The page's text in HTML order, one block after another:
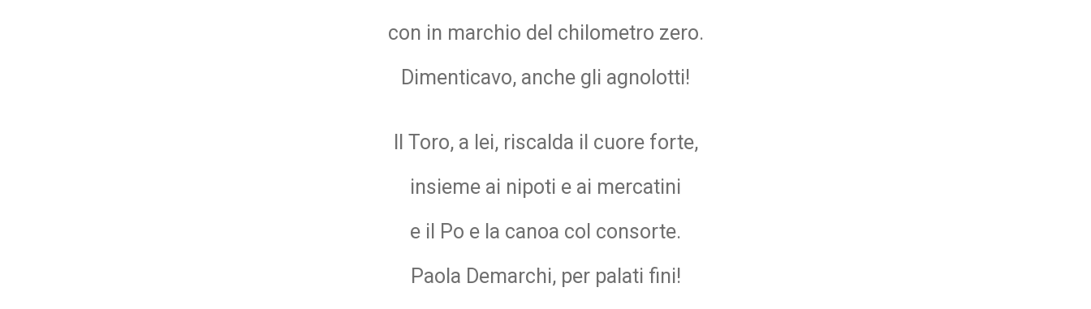
con in marchio del chilometro zero.
Dimenticavo, anche gli agnolotti!
Il Toro, a lei, riscalda il cuore forte,
insieme ai nipoti e ai mercatini
e il Po e la canoa col consorte.
Paola Demarchi, per palati fini!